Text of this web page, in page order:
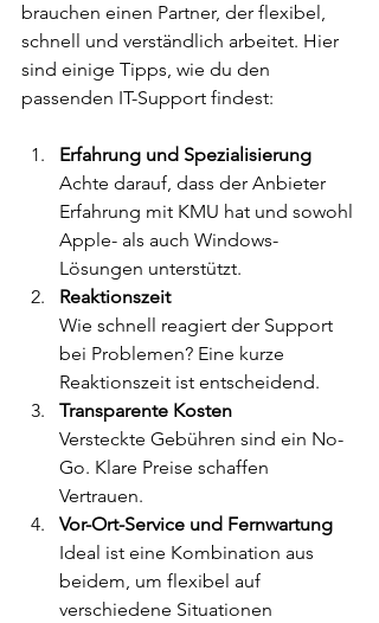
brauchen einen Partner, der flexibel,
schnell und verständlich arbeitet. Hier
sind einige Tipps, wie du den
passenden IT-Support findest:
Erfahrung und Spezialisierung
Achte darauf, dass der Anbieter
Erfahrung mit KMU hat und sowohl
Apple- als auch Windows-
Lösungen unterstützt.
Reaktionszeit
Wie schnell reagiert der Support
bei Problemen? Eine kurze
Reaktionszeit ist entscheidend.
Transparente Kosten
Versteckte Gebühren sind ein No-
Go. Klare Preise schaffen
Vertrauen.
Vor-Ort-Service und Fernwartung
Ideal ist eine Kombination aus
beidem, um flexibel auf
verschiedene Situationen